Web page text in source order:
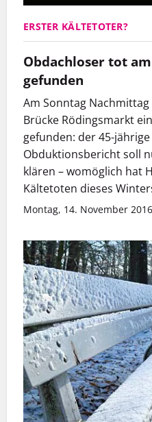
ERSTER KÄLTETOTER?
Obdachloser tot
gefunden
Am Sonntag
Brücke Rödingsmarkt
gefunden: der 45-
Obduktionsbericht soll
klären – womöglich hat
Kältetoten dieses
Montag, 14. November 2016